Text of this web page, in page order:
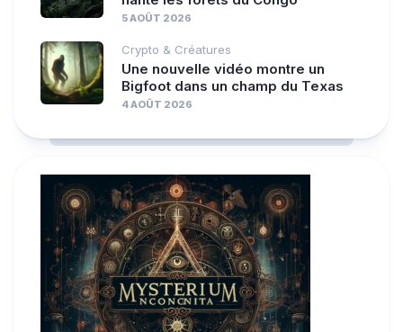
5 AOÛT 2026
Crypto & Créatures
Une nouvelle vidéo montre un
Bigfoot dans un champ du Texas
4 AOÛT 2026